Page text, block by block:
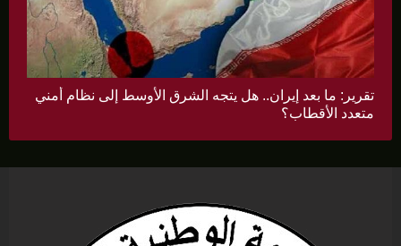
تقرير: ما بعد إيران.. هل يتجه الشرق الأوسط إلى نظام أمني
متعدد الأقطاب؟